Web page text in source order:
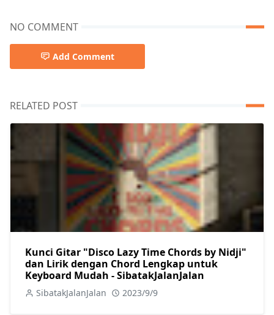
NO COMMENT
Add Comment
RELATED POST
Kunci Gitar "Disco Lazy Time Chords by Nidji"
dan Lirik dengan Chord Lengkap untuk
Keyboard Mudah - SibatakJalanJalan
SibatakJalanJalan 2023/9/9